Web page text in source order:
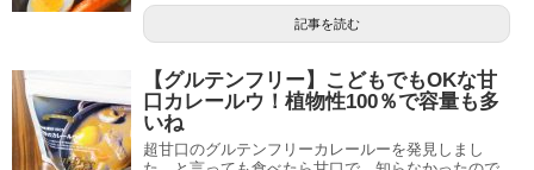
記事を読む
【グルテンフリー】こどもでもOKな甘
口カレールウ！植物性100％で容量も多
いね
超甘口のグルテンフリーカレールーを発見しまし